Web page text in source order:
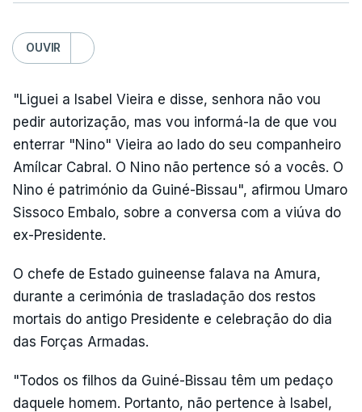
OUVIR
"Liguei a Isabel Vieira e disse, senhora não vou
pedir autorização, mas vou informá-la de que vou
enterrar "Nino" Vieira ao lado do seu companheiro
Amílcar Cabral. O Nino não pertence só a vocês. O
Nino é património da Guiné-Bissau", afirmou Umaro
Sissoco Embalo, sobre a conversa com a viúva do
ex-Presidente.
O chefe de Estado guineense falava na Amura,
durante a cerimónia de trasladação dos restos
mortais do antigo Presidente e celebração do dia
das Forças Armadas.
"Todos os filhos da Guiné-Bissau têm um pedaço
daquele homem. Portanto, não pertence à Isabel,